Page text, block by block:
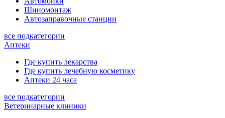
Шиномонтаж
Автозаправочные станции
все подкатегории
Аптеки
Где купить лекарства
Где купить лечебную косметику
Аптеки 24 часа
все подкатегории
Ветеринарные клиники